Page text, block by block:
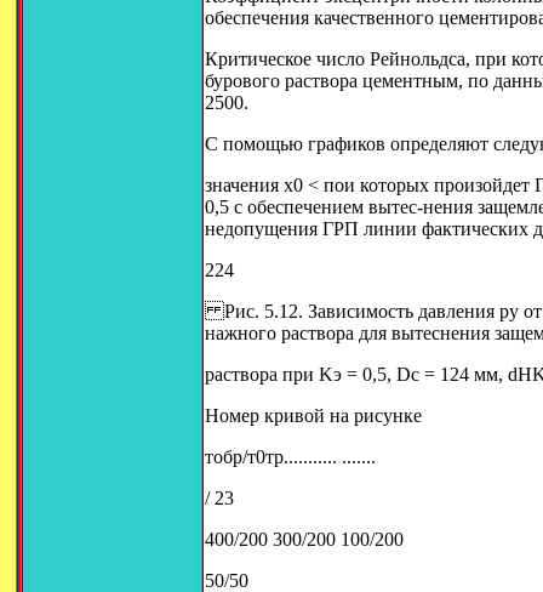
обеспечения качественного
Критическое число Рейнольдса, при
бурового раствора цементным, по
2500.
С помощью графиков определяют
значения x0 < пои которых
0,5 с обеспечением вытес-нения
недопущения ГРП линии фактических
224
Рис. 5.12. Зависимость давления ру
нажного раствора для вытеснения
раствора при Kэ = 0,5, Dc = 124 мм,
Номер кривой на рисунке
тобр/т0тр........... .......
/ 23
400/200 300/200 100/200
50/50